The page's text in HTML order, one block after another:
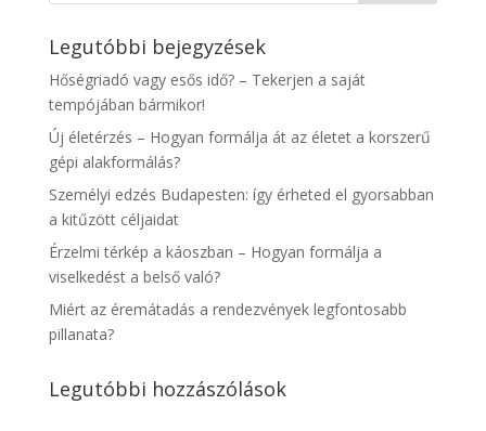
Legutóbbi bejegyzések
Hőségriadó vagy esős idő? – Tekerjen a saját
tempójában bármikor!
Új életérzés – Hogyan formálja át az életet a korszerű
gépi alakformálás?
Személyi edzés Budapesten: így érheted el gyorsabban
a kitűzött céljaidat
Érzelmi térkép a káoszban – Hogyan formálja a
viselkedést a belső való?
Miért az éremátadás a rendezvények legfontosabb
pillanata?
Legutóbbi hozzászólások